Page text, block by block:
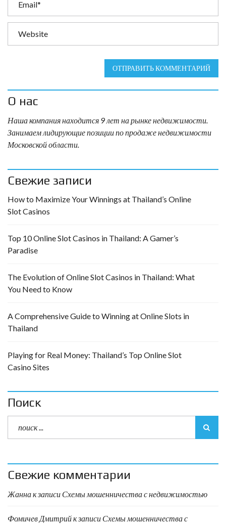
ОТПРАВИТЬ КОММЕНТАРИЙ
О нас
Наша компания находится 9 лет на рынке недвижимости.
Занимаем лидирующие позиции по продаже недвижимости
Московской области.
Свежие записи
How to Maximize Your Winnings at Thailand’s Online
Slot Casinos
Top 10 Online Slot Casinos in Thailand: A Gamer’s
Paradise
The Evolution of Online Slot Casinos in Thailand: What
You Need to Know
A Comprehensive Guide to Winning at Online Slots in
Thailand
Playing for Real Money: Thailand’s Top Online Slot
Casino Sites
Поиск
Свежие комментарии
Жаннак записи Схемы мошенничества с недвижимостью
Фомичев Дмитрийк записи Схемы мошенничества с